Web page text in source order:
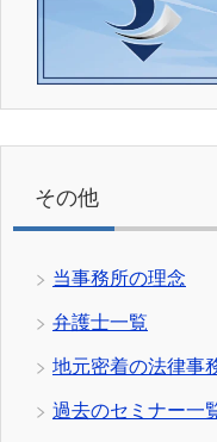
その他
当事務所の理念
弁護士一覧
地元密着の法律事
過去のセミナー一